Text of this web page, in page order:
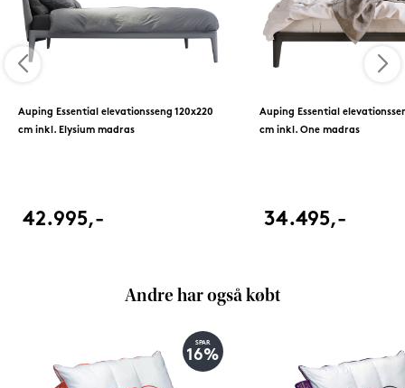
Auping Essential elevationsseng 120x220
cm inkl. Elysium madras
42.995,-
Auping Essential
cm inkl. One madras
34.495,-
Andre har også købt
SPAR
16%